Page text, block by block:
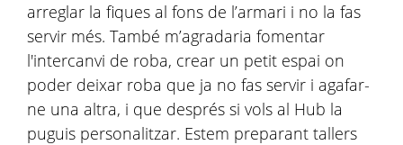
arreglar la fiques al fons de l’armari i no la fas
servir més. També m’agradaria fomentar
l'intercanvi de roba, crear un petit espai on
poder deixar roba que ja no fas servir i agafar-
ne una altra, i que després si vols al Hub la
puguis personalitzar. Estem preparant tallers